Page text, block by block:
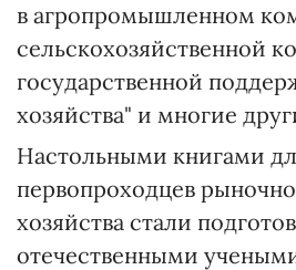
в агропромышленном
сельскохозяйственной
государственной
хозяйства" и многие
Настольными книгами
первопроходцев
хозяйства стали
отечественными